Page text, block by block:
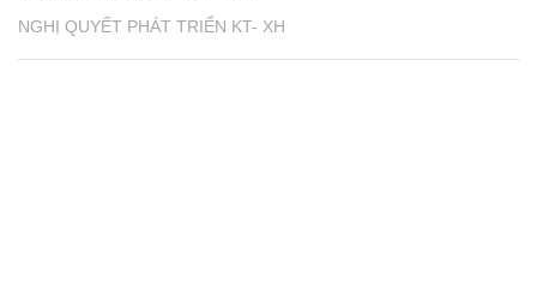
NGHỊ QUYẾT PHÁT TRIỂN KT- XH